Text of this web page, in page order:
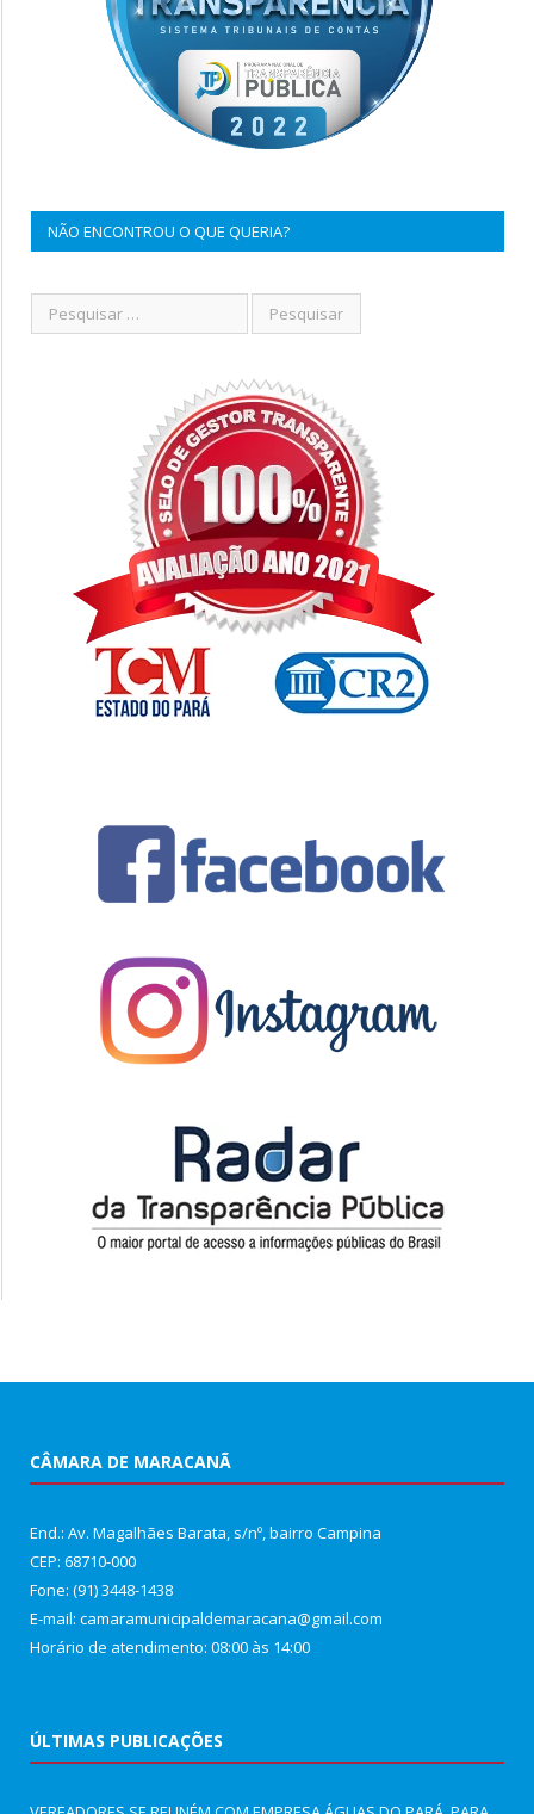
NÃO ENCONTROU O QUE QUERIA?
CÂMARA DE MARACANÃ
End.: Av. Magalhães Barata, s/nº, bairro Campina
CEP: 68710-000
Fone: (91) 3448-1438
E-mail: camaramunicipaldemaracana@gmail.com
Horário de atendimento: 08:00 às 14:00
ÚLTIMAS PUBLICAÇÕES